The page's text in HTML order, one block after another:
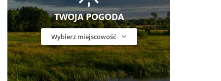
TWOJA POGODA
Wybierz miejscowość